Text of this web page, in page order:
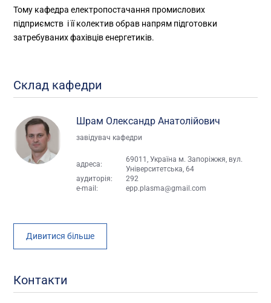
Тому кафедра електропостачання промислових
підприємств і її колектив обрав напрям підготовки
затребуваних фахівців енергетиків.
Склад кафедри
Шрам Олександр Анатолійович
завідувач кафедри
адреса:
69011, Україна м. Запоріжжя, вул.
Університетська, 64
аудиторія:
292
e-mail:
epp.plasma@gmail.com
Дивитися більше
Контакти